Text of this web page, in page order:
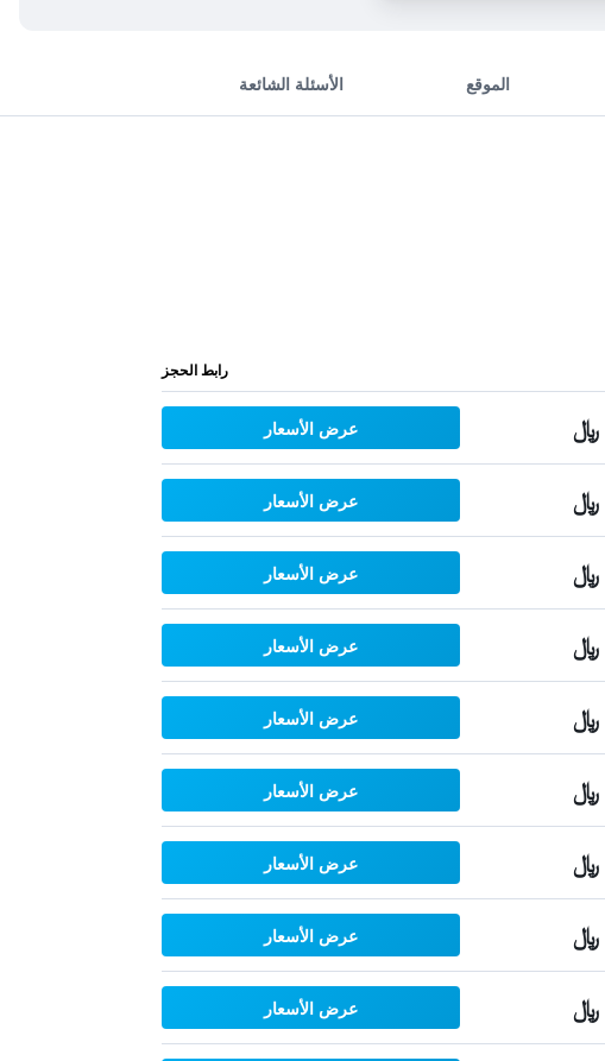
الموقع الأسئلة الشائعة
رابط الحجز
عرض الأسعار
عرض الأسعار
عرض الأسعار
عرض الأسعار
عرض الأسعار
عرض الأسعار
عرض الأسعار
عرض الأسعار
عرض الأسعار